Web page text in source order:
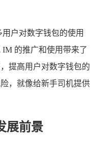
户对数字钱包的使用
的推广和使用带来了
提高用户对数字钱包的
，就像给新手司机提供
展前景